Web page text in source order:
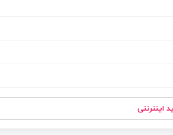
اینترنتی